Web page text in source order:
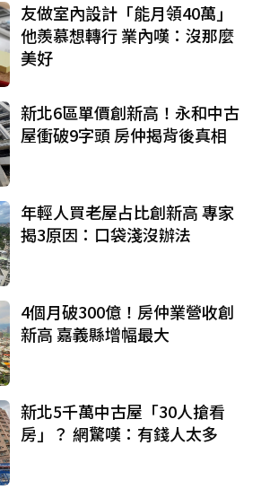
友做室內設計「能月領40萬」
他羨慕想轉行 業內嘆：沒那麼
美好
新北6區單價創新高！永和中古
屋衝破9字頭 房仲揭背後真相
年輕人買老屋占比創新高 專家
揭3原因：口袋淺沒辦法
4個月破300億！房仲業營收創
新高 嘉義縣增幅最大
新北5千萬中古屋「30人搶看
房」？ 網驚嘆：有錢人太多